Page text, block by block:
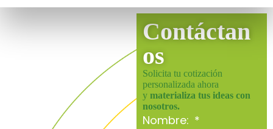
Contáctan
os
Solicita tu cotización
personalizada ahora
y materializa tus ideas con
nosotros.
Nombre: